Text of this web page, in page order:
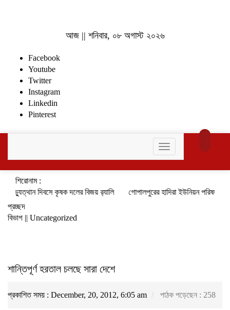
আজ || শনিবার, ০৮ অগাস্ট ২০২৬
Facebook
Youtube
Twitter
Instagram
Linkedin
Pinterest
Toggle
navigation
শিরোনাম :
দিবসে কৃষক দলের বিজয় র‍্যালি
গোপালপুরের হাদিরা ইউনিয়ন পরিষদ
প্রচ্ছদ
বিভাগ || Uncategorized
শান্তিপূর্ণ হরতাল চলছে সারা দেশে
প্রকাশিত সময় : December, 20, 2012, 6:05 am পাঠক পড়েছেন : 258